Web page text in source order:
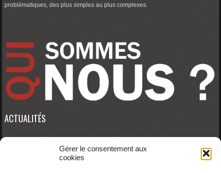
Gérer le consentement aux
cookies
problématiques, des plus simples au plus complexes.
ACTUALITÉS
WP HTTP Error: cURL error 28: Connection timed out after 10000